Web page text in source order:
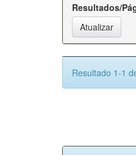
Resultados/
Resultado 1-1